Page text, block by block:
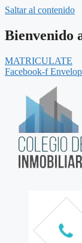
Saltar al contenido
Bienvenido
MATRICULATE
Facebook-f